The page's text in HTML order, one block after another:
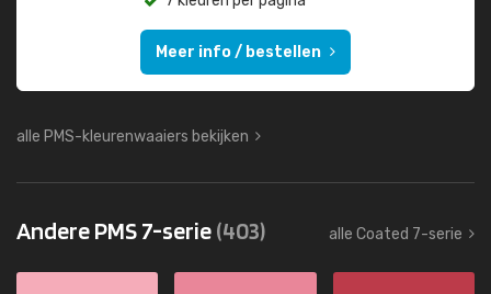
Meer info / bestellen
alle PMS-kleurenwaaiers bekijken
Andere PMS 7-serie(403) alle Coated 7-serie